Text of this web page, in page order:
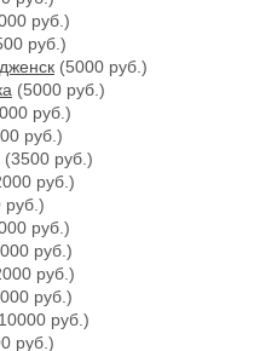
руб.)
руб.)
(5000 руб.)
(5000 руб.)
руб.)
руб.)
(3500 руб.)
руб.)
руб.)
руб.)
руб.)
руб.)
руб.)
руб.)
руб.)